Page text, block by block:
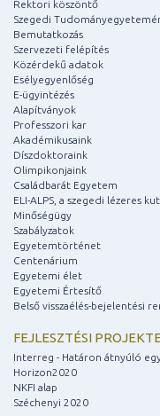
Rektori köszöntő
Szegedi
Bemutatkozás
Szervezeti felépítés
Közérdekű adatok
Esélyegyenlőség
E-ügyintézés
Alapítványok
Professzori kar
Akadémikusaink
Díszdoktoraink
Olimpikonjaink
Családbarát Egyetem
ELI-ALPS, a szegedi lézeres
Minőségügy
Szabályzatok
Egyetemtörténet
Centenárium
Egyetemi élet
Egyetemi Értesítő
Belső visszaélés-bejelentési
FEJLESZTÉSI
Interreg - Határon átnyúló
Horizon2020
NKFI alap
Széchenyi 2020